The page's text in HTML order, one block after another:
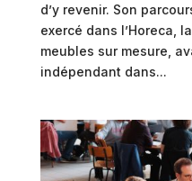
d’y revenir. Son
exercé dans l’Horeca,
meubles sur mesure,
indépendant dans...